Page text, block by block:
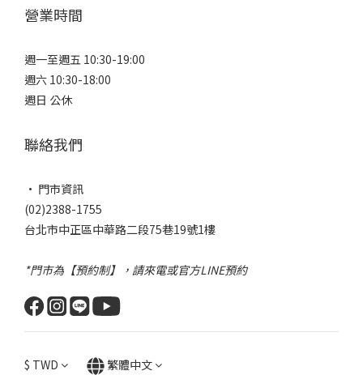
營業時間
週一至週五 10:30-19:00
週六 10:30-18:00
週日 公休
聯絡我們
• 門市資訊
(02)2388-1755
台北市中正區中華路二段75巷19號1樓
*門市為【預約制】，請來電或官方LINE預約
$ TWD 繁體中文